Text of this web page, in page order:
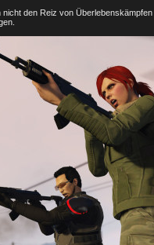
den Reiz von